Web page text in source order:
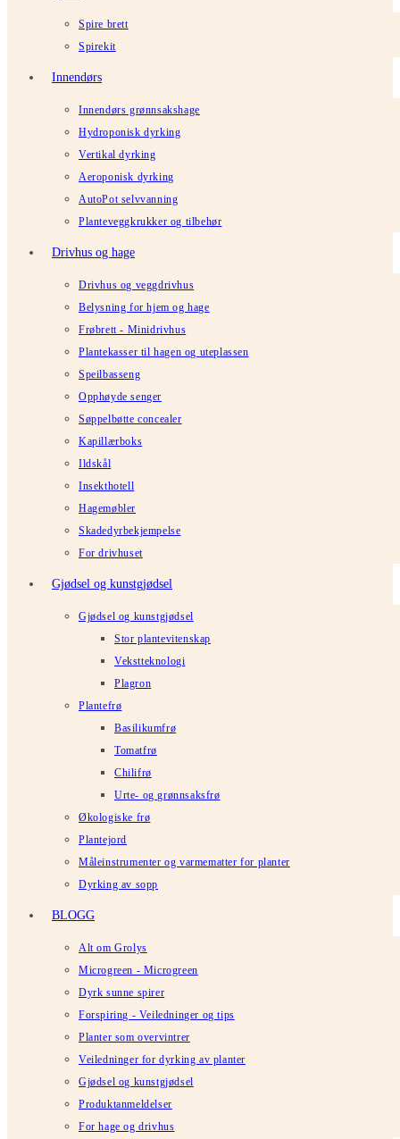
Spire brett
Spirekit
Innendørs
Innendørs grønnsakshage
Hydroponisk dyrking
Vertikal dyrking
Aeroponisk dyrking
AutoPot selvvanning
Planteveggkrukker og tilbehør
Drivhus og hage
Drivhus og veggdrivhus
Belysning for hjem og hage
Frøbrett - Minidrivhus
Plantekasser til hagen og uteplassen
Speilbasseng
Opphøyde senger
Søppelbøtte concealer
Kapillærboks
Ildskål
Insekthotell
Hagemøbler
Skadedyrbekjempelse
For drivhuset
Gjødsel og kunstgjødsel
Gjødsel og kunstgjødsel
Stor plantevitenskap
Vekstteknologi
Plagron
Plantefrø
Basilikumfrø
Tomatfrø
Chilifrø
Urte- og grønnsaksfrø
Økologiske frø
Plantejord
Måleinstrumenter og varmematter for planter
Dyrking av sopp
BLOGG
Alt om Grolys
Microgreen - Microgreen
Dyrk sunne spirer
Forspiring - Veiledninger og tips
Planter som overvintrer
Veiledninger for dyrking av planter
Gjødsel og kunstgjødsel
Produktanmeldelser
For hage og drivhus